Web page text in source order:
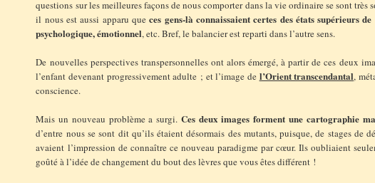
questions sur les meilleures façons de nous comporter dans la vie ordinaire se sont
il nous est aussi apparu queces gens-là connaissaient certes des états supérieurs
psychologique, émotionnel, etc. Bref, le balancier est reparti dans l’autre sens.
De nouvelles perspectives transpersonnelles ont alors émergé, à partir de ces deux
l’enfant devenant progressivement adulte ; et l’image de l’Orient transcendantal,
conscience.
Mais un nouveau problème a surgi. Ces deux images forment une cartographie
d’entre nous se sont dit qu’ils étaient désormais des mutants, puisque, de stages
avaient l’impression de connaître ce nouveau paradigme par cœur. Ils oubliaient
goûté à l’idée de changement du bout des lèvres que vous êtes différent !